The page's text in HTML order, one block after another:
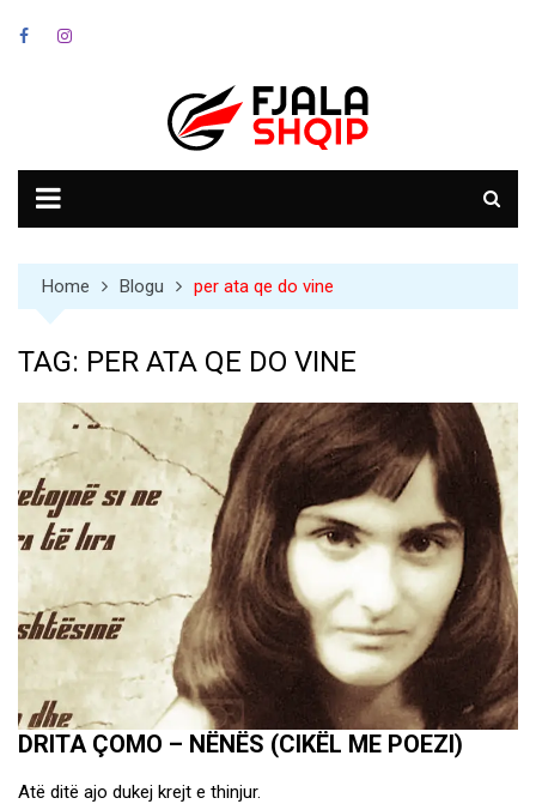
Home Blogu per ata qe do vine
TAG: PER ATA QE DO VINE
DRITA ÇOMO – NËNËS (CIKËL ME POEZI)
Atë ditë ajo dukej krejt e thinjur.